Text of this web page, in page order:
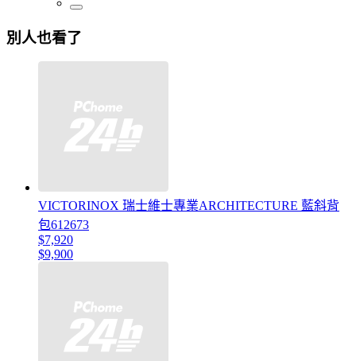
別人也看了
VICTORINOX 瑞士維士專業ARCHITECTURE 藍斜背
包612673
$7,920
$9,900